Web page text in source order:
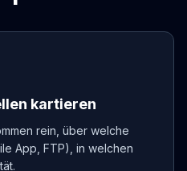
kartieren
rein, über welche
App, FTP), in welchen